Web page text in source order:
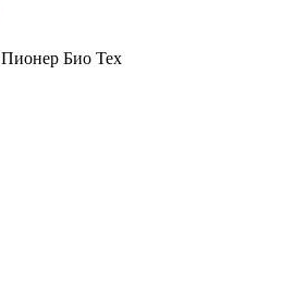
Пионер Био Тех